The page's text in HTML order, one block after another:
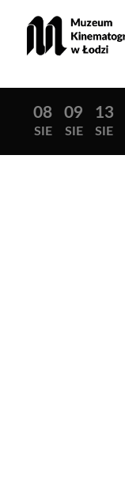
08
SIE
09
SIE
13
SIE